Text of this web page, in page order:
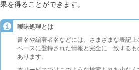
果を得ることができます。
曖昧処理とは
書名や編著者名などには、さまざまな表記
ベースに登録された情報と完全に一致する
あります。